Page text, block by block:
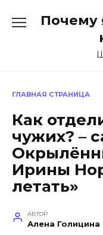
Почему
ГЛАВНАЯ СТРАНИЦА
Как
чужих? –
Ирины
летать»
АВТОР
Алена Голицина